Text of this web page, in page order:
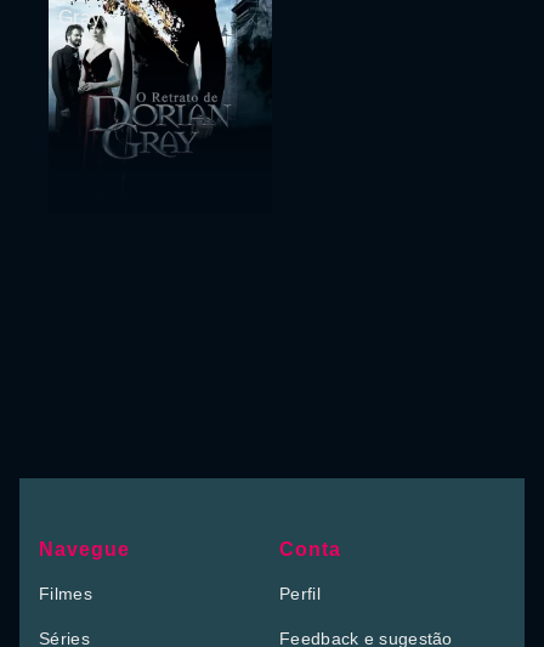
Gray
Navegue
Filmes
Séries
Conta
Perfil
Feedback e sugestão